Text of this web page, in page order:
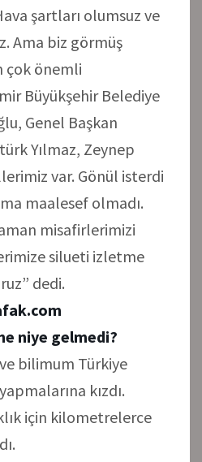
şartları olumsuz ve
Ama biz görmüş
çok önemli
Büyükşehir Belediye
Genel Başkan
Yılmaz, Zeynep
var. Gönül isterdi
maalesef olmadı.
misafirlerimizi
silueti izletme
dedi.
niye gelmedi?
bilimum Türkiye
kızdı.
için kilometrelerce